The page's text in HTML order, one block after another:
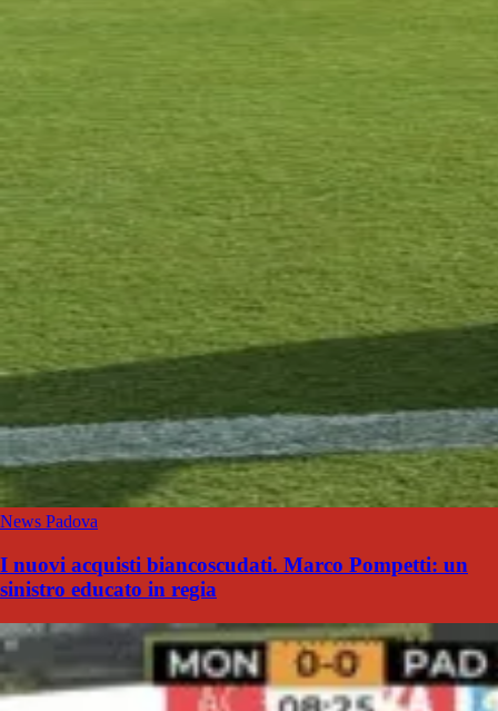
News Padova
I nuovi acquisti biancoscudati. Marco Pompetti: un
sinistro educato in regia